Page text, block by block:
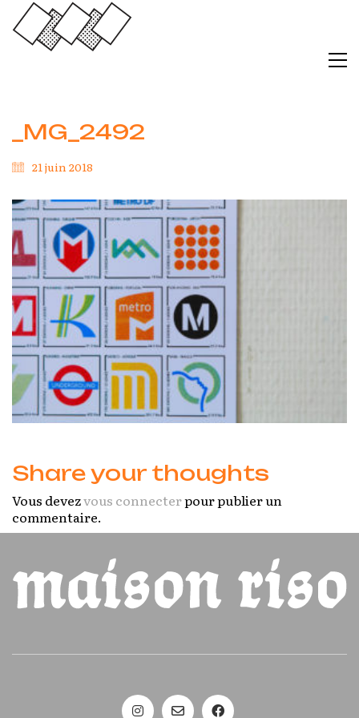
_MG_2492
21 juin 2018
Share your thoughts
Vous devezvous connecterpour publier un
commentaire.